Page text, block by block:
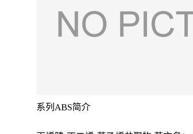
系列ABS简介